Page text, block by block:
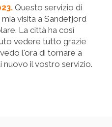
Questo servizio di
visita a Sandefjord
La città ha così
vedere tutto grazie
l'ora di tornare a
nuovo il vostro servizio.